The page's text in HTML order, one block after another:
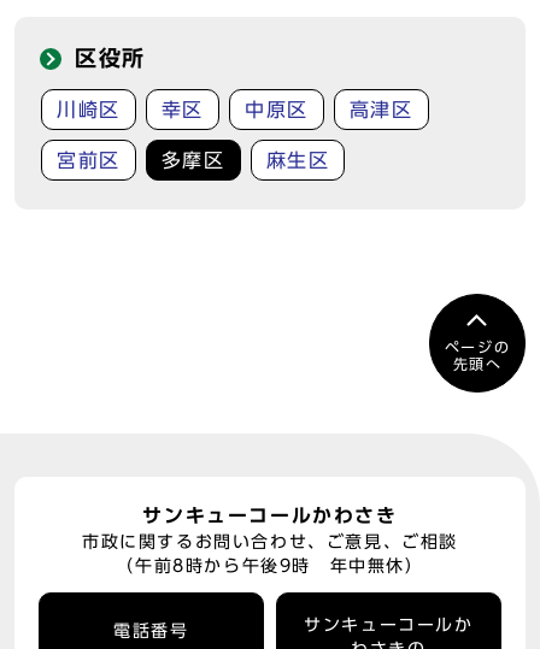
区役所
川崎区 幸区 中原区 高津区
宮前区 多摩区 麻生区
ページの
先頭へ
サンキューコールかわさき
市政に関するお問い合わせ、ご意見、ご相談
（午前8時から午後9時 年中無休）
電話番号
サンキューコールか